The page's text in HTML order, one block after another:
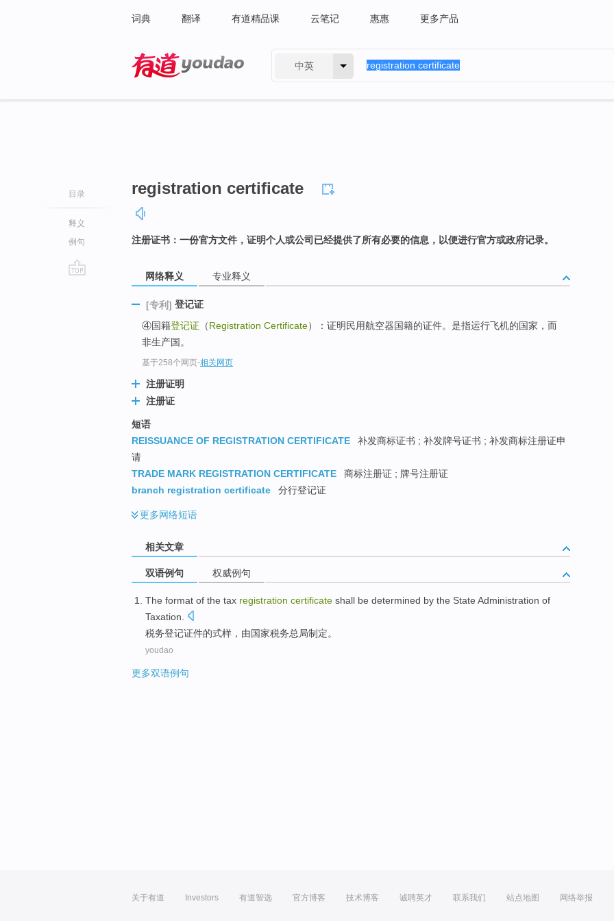
词典 翻译 有道精品课 云笔记 惠惠 更多产品
中英
目录
释义
例句
registration certificate
注册证书：一份官方文件，证明个人或公司已经提供了所有必要的信息，以便进行官方或政府记录。
网络释义 专业释义
[专利] 登记证
④国籍登记证 （Registration Certificate）：证明民用航空器国籍的证件。是指运行飞机的国家，而
非生产国。
基于258个网页-相关网页
注册证明
注册证
短语
REISSUANCE OF REGISTRATION CERTIFICATE
补发商标证书 ; 补发牌号证书 ; 补发商标注册证申
请
TRADE MARK REGISTRATION CERTIFICATE
商标注册证 ; 牌号注册证
branch registration certificate
分行登记证
更多网络短语
相关文章
双语例句 权威例句
The format of the tax registration certificate shall be determined by the State Administration of
Taxation
税务登记证件的式样， 由国家税务总局制定。
youdao
更多双语例句
关于有道 Investors 有道智选 官方博客 技术博客 诚聘英才 联系我们 站点地图 网络举报